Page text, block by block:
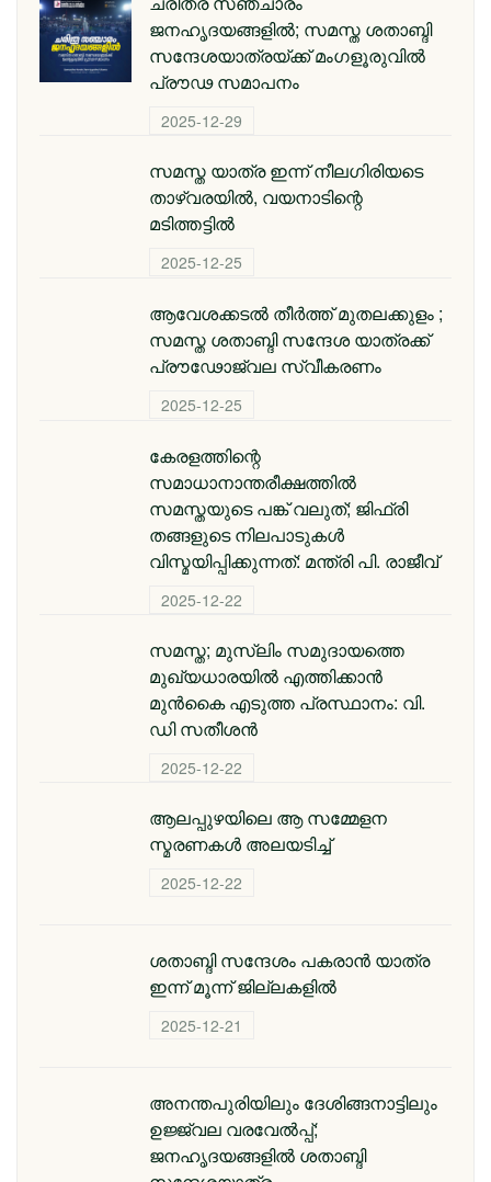
ജനഹൃദയങ്ങളിൽ; സമസ്ത ശതാബ്ദി
സന്ദേശയാത്രയ്ക്ക് മംഗളൂരുവിൽ
പ്രൗഢ സമാപനം
2025-12-29
സമസ്ത യാത്ര ഇന്ന് നീലഗിരിയടെ
താഴ്‌വരയിൽ, വയനാടിന്റെ
മടിത്തട്ടിൽ
2025-12-25
ആവേശക്കടൽ തീർത്ത് മുതലക്കുളം ;
സമസ്ത ശതാബ്ദി സന്ദേശ യാത്രക്ക്
പ്രൗഢോജ്വല സ്വീകരണം
2025-12-25
കേരളത്തിന്റെ
സമാധാനാന്തരീക്ഷത്തിൽ
സമസ്തയുടെ പങ്ക് വലുത്; ജിഫ്‌രി
തങ്ങളുടെ നിലപാടുകൾ
വിസ്മയിപ്പിക്കുന്നത്: മന്ത്രി പി. രാജീവ്
2025-12-22
സമസ്ത; മുസ്ലിം സമുദായത്തെ
മുഖ്യധാരയിൽ എത്തിക്കാൻ
മുൻകൈ എടുത്ത പ്രസ്ഥാനം: വി.
ഡി സതീശൻ
2025-12-22
ആലപ്പുഴയിലെ ആ സമ്മേളന
സ്മരണകൾ അലയടിച്ച്
2025-12-22
ശതാബ്ദി സന്ദേശം പകരാൻ യാത്ര
ഇന്ന് മൂന്ന് ജില്ലകളിൽ
2025-12-21
അനന്തപുരിയിലും ദേശിങ്ങനാട്ടിലും
ഉജ്ജ്വല വരവേൽപ്പ്;
ജനഹൃദയങ്ങളിൽ ശതാബ്ദി